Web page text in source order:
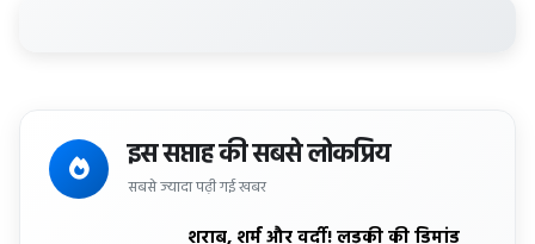
इस सप्ताह की सबसे लोकप्रिय
सबसे ज्यादा पढ़ी गई खबर
शराब, शर्म और वर्दी! लड़की की डिमांड